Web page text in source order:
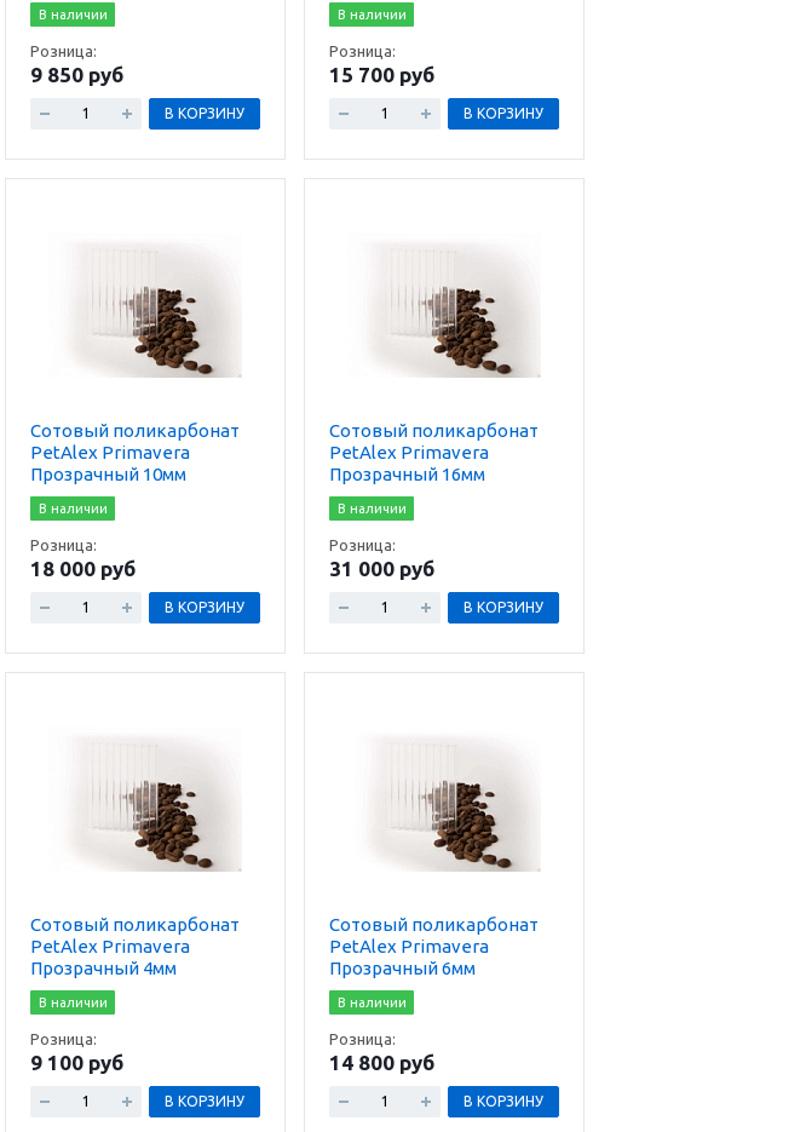
В наличии
Розница:
9 850 руб
В КОРЗИНУ
В наличии
Розница:
15 700 руб
В КОРЗИНУ
Сотовый поликарбонат
PetAlex Primavera
Прозрачный 10мм
В наличии
Розница:
18 000 руб
В КОРЗИНУ
Сотовый поликарбонат
PetAlex Primavera
Прозрачный 16мм
В наличии
Розница:
31 000 руб
В КОРЗИНУ
Сотовый поликарбонат
PetAlex Primavera
Прозрачный 4мм
В наличии
Розница:
9 100 руб
В КОРЗИНУ
Сотовый поликарбонат
PetAlex Primavera
Прозрачный 6мм
В наличии
Розница:
14 800 руб
В КОРЗИНУ